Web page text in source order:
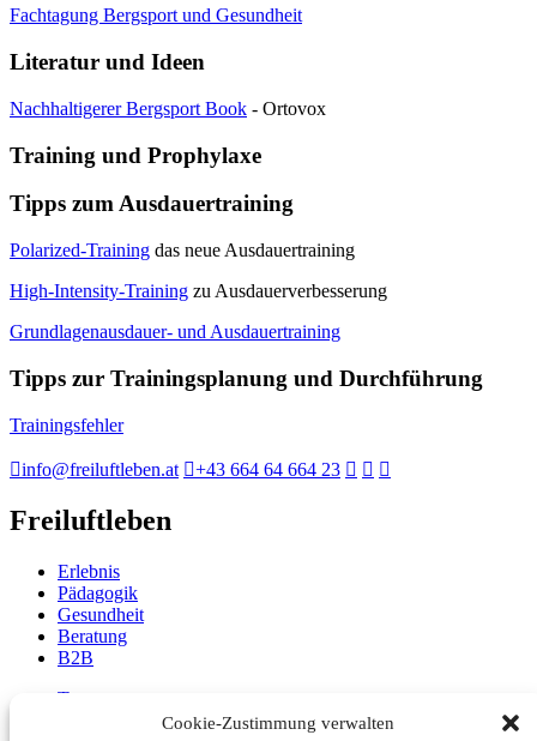
Cookie-Zustimmung verwalten
Fachtagung Bergsport und Gesundheit
Literatur und Ideen
Nachhaltigerer Bergsport Book - Ortovox
Training und Prophylaxe
Tipps zum Ausdauertraining
Polarized-Training das neue Ausdauertraining
High-Intensity-Training zu Ausdauerverbesserung
Grundlagenausdauer- und Ausdauertraining
Tipps zur Trainingsplanung und Durchführung
Trainingsfehler
info@freiluftleben.at +43 664 64 664 23
Freiluftleben
Erlebnis
Pädagogik
Gesundheit
Beratung
B2B
Team